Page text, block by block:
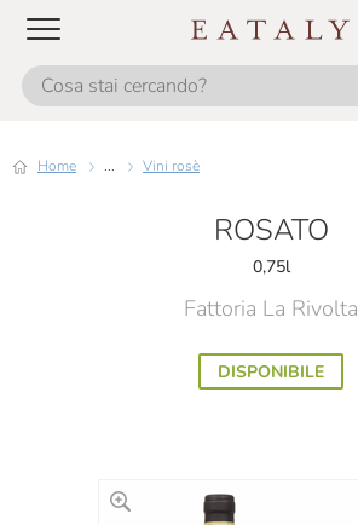
Home ... Vini rosè
ROSATO
0,75l
Fattoria La Rivolta
DISPONIBILE